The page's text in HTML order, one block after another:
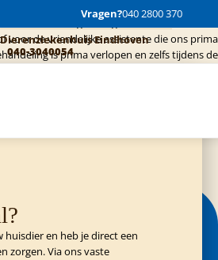
Vragen?040 2800 370
Balou een gebitssanering gehad bij Bernard
een deskundig en uitgebreid advies over de
voor de vriendelijke assistente die ons prima
is prima verlopen en zelfs tijdens de
met mij over de voortgang! Ze
te informeren. Optimale communicatie wat
Centrum Geldrop040-2800370
Eindhoven
040-3040054
huisdier en heb je direct een
zorgen. Via ons vaste